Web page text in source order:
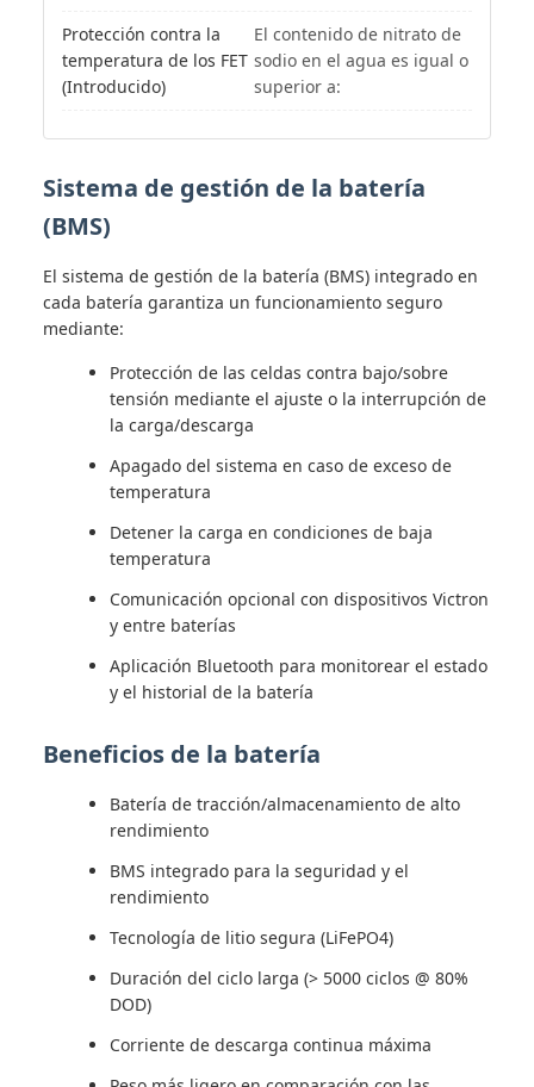
Protección contra la
temperatura de los FET
(Introducido)
El contenido de nitrato de
sodio en el agua es igual o
superior a:
Sistema de gestión de la batería
(BMS)
El sistema de gestión de la batería (BMS) integrado en
cada batería garantiza un funcionamiento seguro
mediante:
Protección de las celdas contra bajo/sobre
tensión mediante el ajuste o la interrupción de
la carga/descarga
Apagado del sistema en caso de exceso de
temperatura
Detener la carga en condiciones de baja
temperatura
Comunicación opcional con dispositivos Victron
y entre baterías
Aplicación Bluetooth para monitorear el estado
y el historial de la batería
Beneficios de la batería
Batería de tracción/almacenamiento de alto
rendimiento
BMS integrado para la seguridad y el
rendimiento
Tecnología de litio segura (LiFePO4)
Duración del ciclo larga (> 5000 ciclos @ 80%
DOD)
Corriente de descarga continua máxima